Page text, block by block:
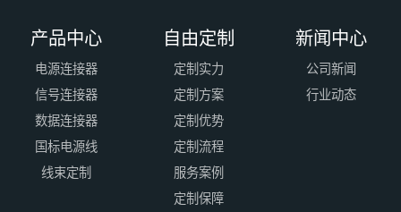
产品中心
电源连接器
信号连接器
数据连接器
国标电源线
线束定制
自由定制
定制实力
定制方案
定制优势
定制流程
服务案例
定制保障
新闻中心
公司新闻
行业动态